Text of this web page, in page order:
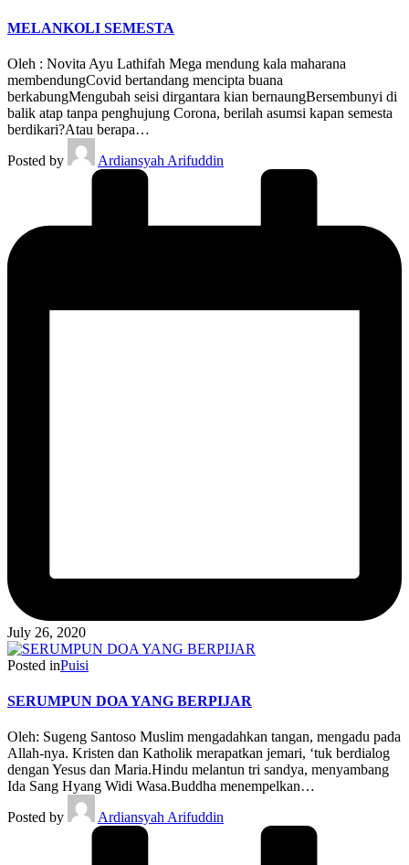
MELANKOLI SEMESTA
Oleh : Novita Ayu Lathifah Mega mendung kala maharana
membendungCovid bertandang mencipta buana
berkabungMengubah seisi dirgantara kian bernaungBersembunyi di
balik atap tanpa penghujung Corona, berilah asumsi kapan semesta
berdikari?Atau berapa…
Posted by
Ardiansyah Arifuddin
July 26, 2020
Posted inPuisi
SERUMPUN DOA YANG BERPIJAR
Oleh: Sugeng Santoso Muslim mengadahkan tangan, mengadu pada
Allah-nya. Kristen dan Katholik merapatkan jemari, ‘tuk berdialog
dengan Yesus dan Maria.Hindu melantun tri sandya, menyambang
Ida Sang Hyang Widi Wasa.Buddha menempelkan…
Posted by
Ardiansyah Arifuddin